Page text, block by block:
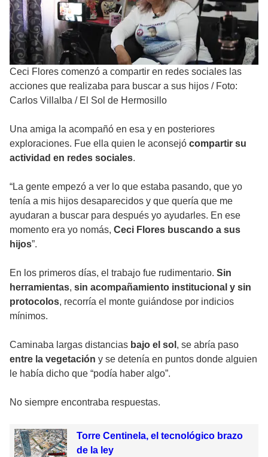
Ceci Flores comenzó a compartir en redes sociales las
acciones que realizaba para buscar a sus hijos / Foto:
Carlos Villalba / El Sol de Hermosillo
Una amiga la acompañó en esa y en posteriores
exploraciones. Fue ella quien le aconsejó compartir su
actividad en redes sociales.
“La gente empezó a ver lo que estaba pasando, que yo
tenía a mis hijos desaparecidos y que quería que me
ayudaran a buscar para después yo ayudarles. En ese
momento era yo nomás, Ceci Flores buscando a sus
hijos”.
En los primeros días, el trabajo fue rudimentario. Sin
herramientas, sin acompañamiento institucional y sin
protocolos, recorría el monte guiándose por indicios
mínimos.
Caminaba largas distancias bajo el sol , se abría paso
entre la vegetación y se detenía en puntos donde alguien
le había dicho que “podía haber algo”.
No siempre encontraba respuestas.
Torre Centinela, el tecnológico brazo
de la ley